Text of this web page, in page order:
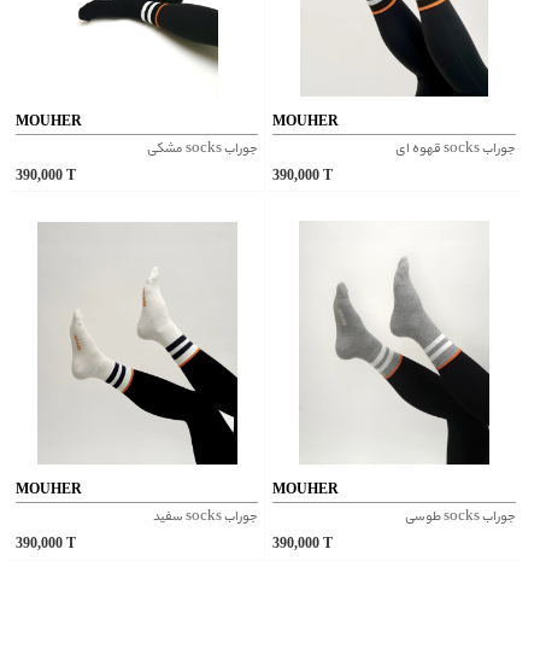
MOUHER
جوراب socks مشکی
390,000
MOUHER
جوراب socks قهوه ای
390,000
MOUHER
جوراب socks سفید
390,000
MOUHER
جوراب socks طوسی
390,000